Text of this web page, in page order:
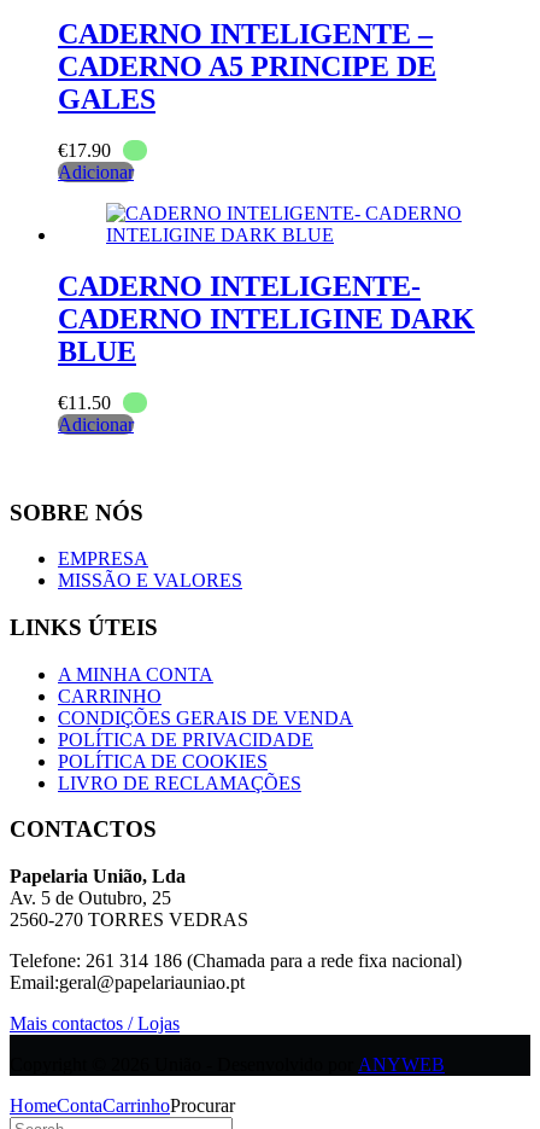
CADERNO INTELIGENTE –
CADERNO A5 PRINCIPE DE
GALES
€17.90
Adicionar
CADERNO INTELIGENTE-
CADERNO INTELIGINE DARK
BLUE
€11.50
Adicionar
SOBRE NÓS
EMPRESA
MISSÃO E VALORES
LINKS ÚTEIS
A MINHA CONTA
CARRINHO
CONDIÇÕES GERAIS DE VENDA
POLÍTICA DE PRIVACIDADE
POLÍTICA DE COOKIES
LIVRO DE RECLAMAÇÕES
CONTACTOS
Papelaria União, Lda
Av. 5 de Outubro, 25
2560-270 TORRES VEDRAS
Telefone: 261 314 186 (Chamada para a rede fixa nacional)
Email:geral@papelariauniao.pt
Mais contactos / Lojas
ANYWEB
HomeContaCarrinhoProcurar